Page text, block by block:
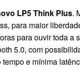
LP5 Think Plus.
para maior
para ouvir toda a
5.0, com
e mínima